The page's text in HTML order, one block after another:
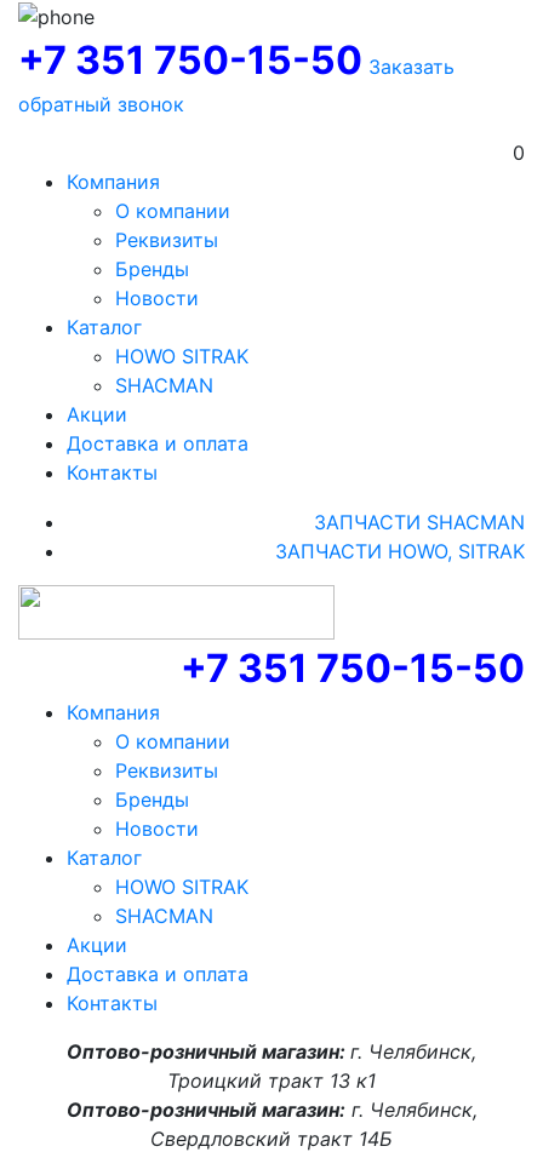
+7 351 750-15-50 Заказать
обратный звонок
0
Компания
О компании
Реквизиты
Бренды
Новости
Каталог
HOWO SITRAK
SHACMAN
Акции
Доставка и оплата
Контакты
ЗАПЧАСТИ SHACMAN
ЗАПЧАСТИ HOWO, SITRAK
+7 351 750-15-50
Компания
О компании
Реквизиты
Бренды
Новости
Каталог
HOWO SITRAK
SHACMAN
Акции
Доставка и оплата
Контакты
Оптово-розничный магазин: г. Челябинск,
Троицкий тракт 13 к1
Оптово-розничный магазин:г. Челябинск,
Свердловский тракт 14Б